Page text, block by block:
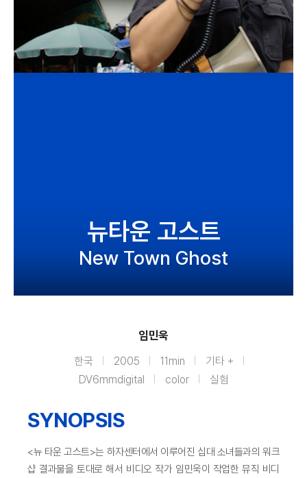
뉴타운 고스트
New Town Ghost
임민욱
한국 2005 11min
기타 +
DV6mmdigital
color 실험
SYNOPSIS
<뉴 타운 고스트>는 하자센터에서 이루어진 십대 소녀들과의 워크
샵 결과물을 토대로 해서 비디오 작가 임민욱이 작업한 뮤직 비디